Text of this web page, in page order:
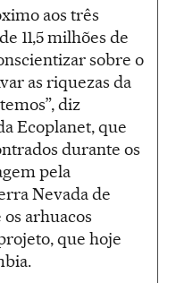
aos três
11,5 milhões de
sobre o
as riquezas da
diz
Ecoplanet, que
durante os
pela
Nevada de
arhuacos
que hoje